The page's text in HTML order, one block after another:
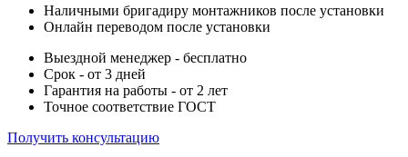
Наличными бригадиру монтажников после установки
Онлайн переводом после установки
Выездной менеджер - бесплатно
Срок - от 3 дней
Гарантия на работы - от 2 лет
Точное соответствие ГОСТ
Получить консультацию